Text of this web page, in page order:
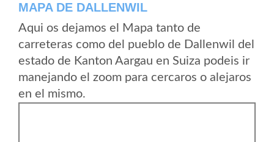
MAPA DE DALLENWIL
Aqui os dejamos el Mapa tanto de
carreteras como del pueblo de Dallenwil del
estado de Kanton Aargau en Suiza podeis ir
manejando el zoom para cercaros o alejaros
en el mismo.